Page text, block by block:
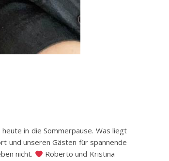
in die Sommerpause. Was liegt
und unseren Gästen für spannende
nicht.
Roberto und Kristina